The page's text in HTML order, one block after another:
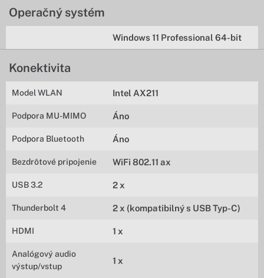
Operačný systém
Windows 11 Professional 64-bit
Konektivita
Model WLAN Intel AX211
Podpora MU-MIMO Áno
Podpora Bluetooth Áno
Bezdrôtové pripojenie WiFi 802.11 ax
USB 3.2 2 x
Thunderbolt 4 2 x (kompatibilný s USB Typ-C)
HDMI 1 x
Analógový audio
výstup/vstup
1 x